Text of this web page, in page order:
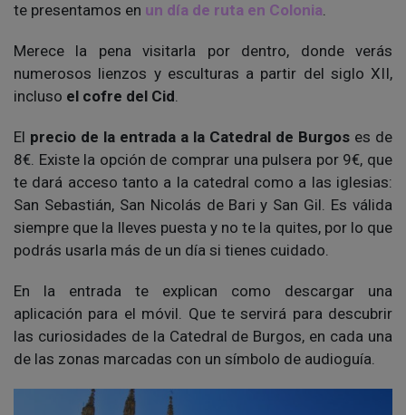
te presentamos en un día de ruta en Colonia.
Merece la pena visitarla por dentro, donde verás
numerosos lienzos y esculturas a partir del siglo XII,
incluso el cofre del Cid.
El precio de la entrada a la Catedral de Burgos es de
8€. Existe la opción de comprar una pulsera por 9€, que
te dará acceso tanto a la catedral como a las iglesias:
San Sebastián, San Nicolás de Bari y San Gil. Es válida
siempre que la lleves puesta y no te la quites, por lo que
podrás usarla más de un día si tienes cuidado.
En la entrada te explican como descargar una
aplicación para el móvil. Que te servirá para descubrir
las curiosidades de la Catedral de Burgos, en cada una
de las zonas marcadas con un símbolo de audioguía.